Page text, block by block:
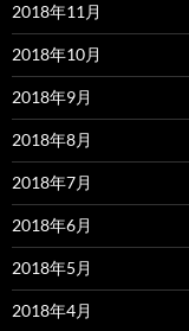
2018年11月
2018年10月
2018年9月
2018年8月
2018年7月
2018年6月
2018年5月
2018年4月